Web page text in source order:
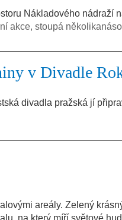
Nákladového nádraží
akce, stoupá
v Divadle
divadla pražská jí
areály. Zelený
na který míří světové